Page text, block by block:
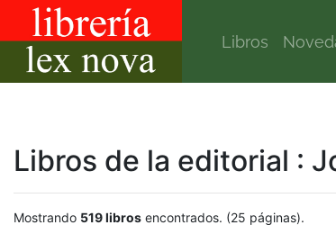
Libros
Libros de la editorial :
Mostrando 519 libros encontrados. (25 páginas).